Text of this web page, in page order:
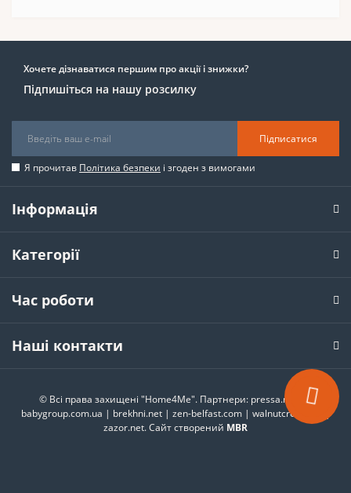
Хочете дізнаватися першим про акції і знижки?
Підпишіться на нашу розсилку
Підписатися
Я прочитав Політика безпеки і згоден з вимогами
Інформація
Категорії
Час роботи
Наші контакти
© Всі права захищені "Home4Me". Партнери: pressa.rv.ua |
babygroup.com.ua | brekhni.net| zen-belfast.com| walnutcreek.city
|
zazor.net. Сайт створений MBR